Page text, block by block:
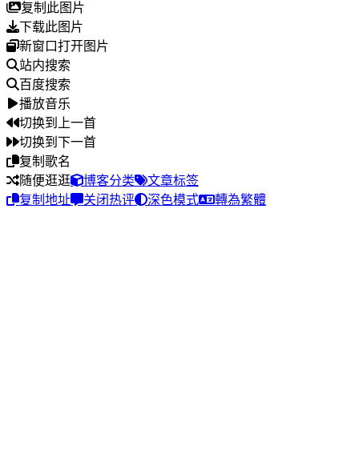
复制此图片
下载此图片
新窗口打开图片
站内搜索
百度搜索
播放音乐
切换到上一首
切换到下一首
复制歌名
随便逛逛
博客分类
文章标签
复制地址
关闭热评 深色模式 轉為繁體